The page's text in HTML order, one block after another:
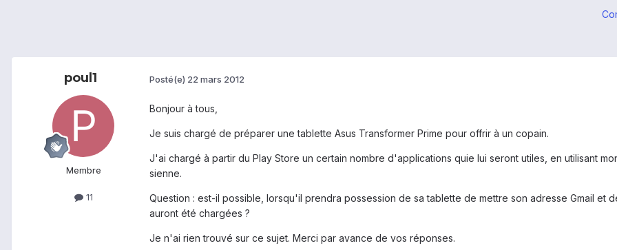
poul1
Membre
11
Posté(e) 22 mars 2012
Bonjour à tous,
Je suis chargé de préparer une tablette Asus Transformer Prime pour offrir à un copain.
J'ai chargé à partir du Play Store un certain nombre d'applications quie lui seront utiles, en utilisant
sienne.
Question : est-il possible, lorsqu'il prendra possession de sa tablette de mettre son adresse Gmail et
auront été chargées ?
Je n'ai rien trouvé sur ce sujet. Merci par avance de vos réponses.